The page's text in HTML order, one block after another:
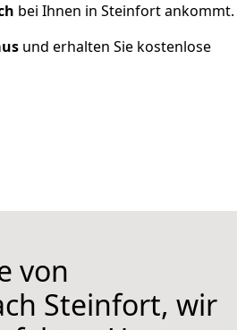
bei Ihnen in Steinfort ankommt.
und erhalten Sie kostenlose
von
Steinfort, wir